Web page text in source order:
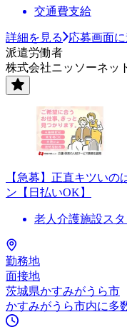
交通費支給
詳細を見る
応募画面
派遣労働者
株式会社ニッソーネッ
【急募】正直キツい
ン【日払いOK】
老人介護施設スタ
勤務地
面接地
茨城県かすみがうら市
かすみがうら市内に多